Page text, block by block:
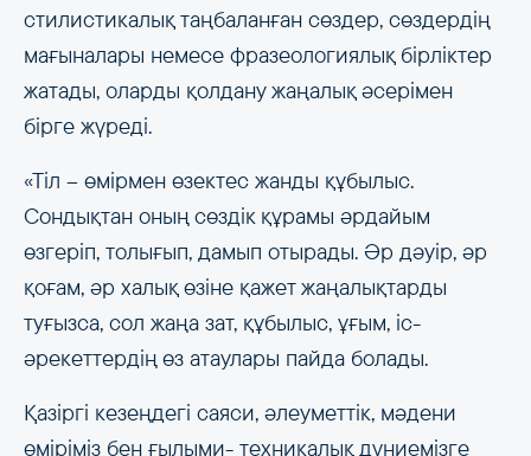
стилистикалық таңбаланған сөздер, сөздердің
мағыналары немесе фразеологиялық бірліктер
жатады, оларды қолдану жаңалық әсерімен
бірге жүреді.
«Тіл – өмірмен өзектес жанды құбылыс.
Сондықтан оның сөздік құрамы әрдайым
өзгеріп, толығып, дамып отырады. Әр дәуір, әр
қоғам, әр халық өзіне қажет жаңалықтарды
туғызса, сол жаңа зат, құбылыс, ұғым, іс-
әрекеттердің өз атаулары пайда болады.
Қазіргі кезеңдегі саяси, әлеуметтік, мәдени
өміріміз бен ғылыми- техникалық дүниемізге